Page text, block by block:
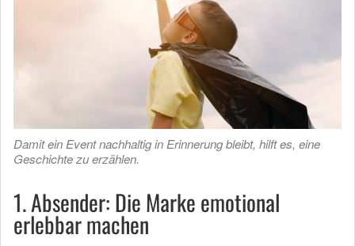
Damit ein Event nachhaltig in Erinnerung bleibt, hilft es, eine
Geschichte zu erzählen.
1. Absender: Die Marke emotional
erlebbar machen